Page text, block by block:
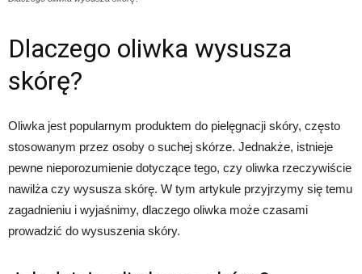
Dlaczego oliwka wysusza
skórę?
Oliwka jest popularnym produktem do pielęgnacji skóry, często
stosowanym przez osoby o suchej skórze. Jednakże, istnieje
pewne nieporozumienie dotyczące tego, czy oliwka rzeczywiście
nawilża czy wysusza skórę. W tym artykule przyjrzymy się temu
zagadnieniu i wyjaśnimy, dlaczego oliwka może czasami
prowadzić do wysuszenia skóry.